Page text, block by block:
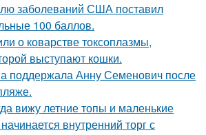
заболеваний США поставил
100 баллов.
о коварстве токсоплазмы,
выступают кошки.
поддержала Анну Семенович после
вижу летние топы и маленькие
внутренний торг с